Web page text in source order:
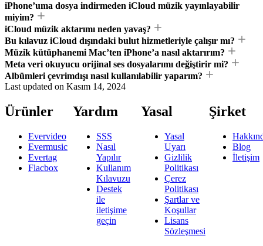
iPhone’uma dosya indirmeden iCloud müzik yayınlayabilir
miyim?
iCloud müzik aktarımı neden yavaş?
Bu kılavuz iCloud dışındaki bulut hizmetleriyle çalışır mı?
Müzik kütüphanemi Mac’ten iPhone’a nasıl aktarırım?
Meta veri okuyucu orijinal ses dosyalarımı değiştirir mi?
Albümleri çevrimdışı nasıl kullanılabilir yaparım?
Last updated on Kasım 14, 2024
Ürünler
Evervideo
Evermusic
Evertag
Flacbox
Yardım
SSS
Nasıl
Yapılır
Kullanım
Kılavuzu
Destek
ile
iletişime
geçin
Yasal
Yasal
Uyarı
Gizlilik
Politikası
Çerez
Politikası
Şartlar ve
Koşullar
Lisans
Sözleşmesi
Şirket
Blog
İletişim